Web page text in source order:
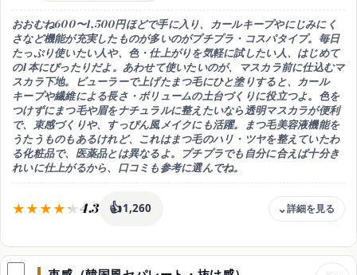
注意
ダマ防止に液をしごいてから
おおむね600〜1,500円ほどで手に入り、 カールキープやにじみにく
さなど機能が充実したものが多いのがプチプラ・コスパタイプ。毎日
たっぷり使いたい人や、色・仕上がりを気軽に試したい人、はじめて
の1本にぴったりだよ。あわせて使いたいのが、マスカラ前に仕込むマ
スカラ下地。ビューラーで上げたまつ毛にひと塗りすると、カール
キープや繊維による長さ・ボリュームの土台づくりに役立つよ。色を
つけずにまつ毛や眉をナチュラルに整えたいなら透明マスカラが便利
で、束感づくりや、すっぴん風メイクにも活躍。まつ毛美容液機能を
うたうものもあるけれど、これはまつ毛のハリ・ツヤを整えていたわ
る化粧品で、医薬品とは異なるよ。プチプラでも自分に合えば十分き
れいに仕上がるから、口コミも参考に選んでね。
4.3 👍1,260
価格目安
約600〜1,500円